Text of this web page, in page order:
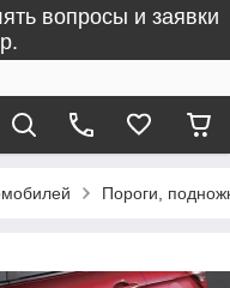
вопросы и заявки
Пороги,